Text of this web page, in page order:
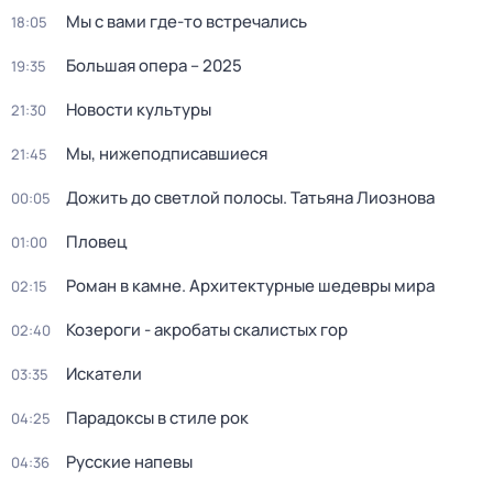
18:05 Мы с вами где-то встречались
19:35 Большая опера – 2025
21:30 Новости культуры
21:45 Мы, нижеподписавшиеся
00:05 Дожить до светлой полосы. Татьяна Лиознова
01:00 Пловец
02:15 Роман в камне. Архитектурные шедевры мира
02:40 Козероги - акробаты скалистых гор
03:35 Искатели
04:25 Парадоксы в стиле рок
04:36 Русские напевы